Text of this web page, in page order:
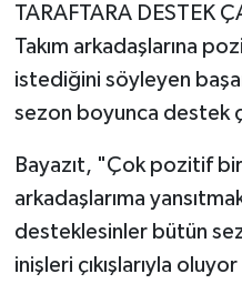
TARAFTARA DESTEK
Takım arkadaşlarına
istediğini söyleyen
sezon boyunca destek
Bayazıt, "Çok pozitif bir
arkadaşlarıma
desteklesinler bütün
inişleri çıkışlarıyla